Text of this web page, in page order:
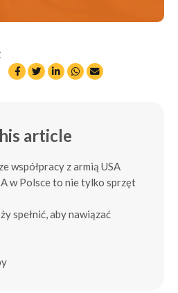
article
współpracy z armią USA
w Polsce to nie tylko sprzęt
spełnić, aby nawiązać